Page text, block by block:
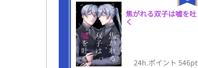
焦がれる双子は嘘を吐
く
24h.ポイント 546pt